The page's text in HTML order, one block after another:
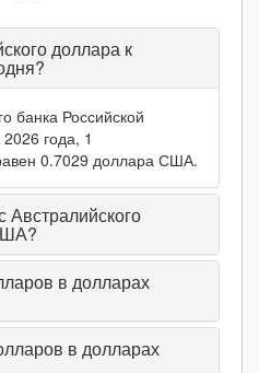
доллара к
банка Российской
года, 1
0.7029 доллара США.
Австралийского
в долларах
в долларах